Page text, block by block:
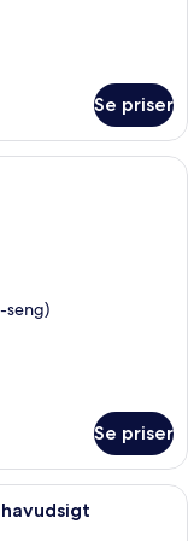
Se priser
stue med sofa,
seng)
Se priser
soveværelser - terrasse